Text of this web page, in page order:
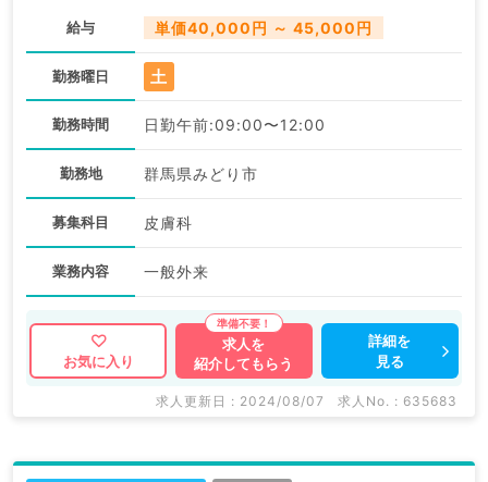
給与 単価40,000円 ～ 45,000円
勤務曜日 土
勤務時間 日勤午前:09:00〜12:00
勤務地 群馬県みどり市
募集科目 皮膚科
業務内容 一般外来
お気に入り
求人を
紹介してもらう
詳細を
見る
求人更新日 : 2024/08/07 求人No. : 635683